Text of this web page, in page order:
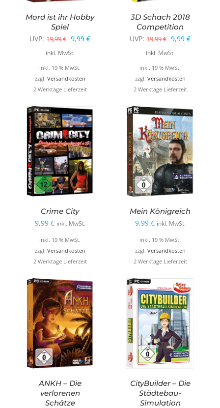
Mord ist ihr Hobby
Spiel
UVP: 19,99€ Ursprünglicher
Preis
war:
19,99 €
9,99 €Aktueller
inkl. MwSt.
inkl. 19 % MwSt.
zzgl. Versandkosten
2 Werktage Lieferzeit
3D Schach 2018
Competition
UVP: 19,99€ Ursprünglicher
Preis
war:
19,99 €
9,99 €Aktueller
inkl. MwSt.
inkl. 19 % MwSt.
zzgl. Versandkosten
2 Werktage Lieferzeit
Crime City
9,99 € inkl. MwSt.
inkl. 19 % MwSt.
zzgl. Versandkosten
2 Werktage Lieferzeit
Mein Königreich
9,99 € inkl. MwSt.
inkl. 19 % MwSt.
zzgl. Versandkosten
2 Werktage Lieferzeit
ANKH – Die
verlorenen
Schätze
CityBuilder – Die
Städtebau-
Simulation